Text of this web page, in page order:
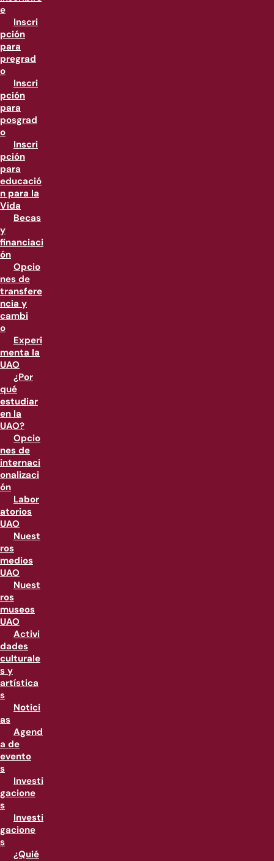
e
Inscri
pción
para
pregrad
o
Inscri
pción
para
posgrad
o
Inscri
pción
para
educació
n para la
Vida
Becas
y
financiaci
ón
Opcio
nes de
transfere
ncia y
cambi
o
Experi
menta la
UAO
¿Por
qué
estudiar
en la
UAO?
Opcio
nes de
internaci
onalizaci
ón
Labor
atorios
UAO
Nuest
ros
medios
UAO
Nuest
ros
museos
UAO
Activi
dades
culturale
s y
artística
s
Notici
as
Agend
a de
evento
s
Investi
gacione
s
Investi
gacione
s
¿Quié